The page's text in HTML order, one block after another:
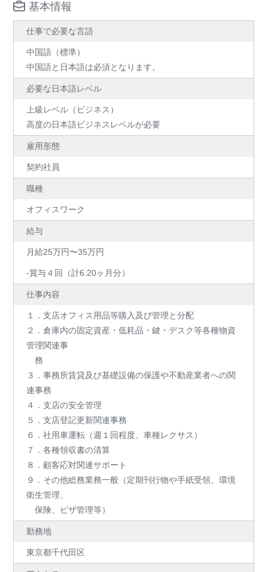
基本情報
仕事で必要な言語
中国語（標準）
中国語と日本語は必須となります。
必要な日本語レベル
上級レベル（ビジネス）
高度の日本語ビジネスレベルが必要
雇用形態
契約社員
職種
オフィスワーク
給与
月給25万円〜35万円
-賞与４回（計6.20ヶ月分）
仕事内容
１．支店オフィス用品等購入及び管理と分配
２．倉庫内の固定資産・低耗品・鍵・デスク等各種物資
管理関連事
務
３．事務所賃貸及び基礎設備の保護や不動産業者への関
連事務
４．支店の安全管理
５．支店登記更新関連事務
６．社用車運転（週１回程度、車種レクサス）
７．各種領収書の清算
８．顧客応対関連サポート
９．その他総務業務一般（定期刊行物や手紙受領、環境
衛生管理、
保険、ビザ管理等）
勤務地
東京都千代田区